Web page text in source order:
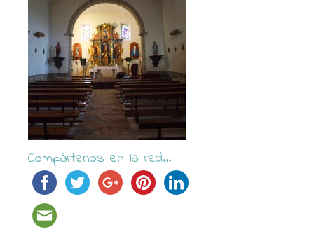
Compártenos en la red...